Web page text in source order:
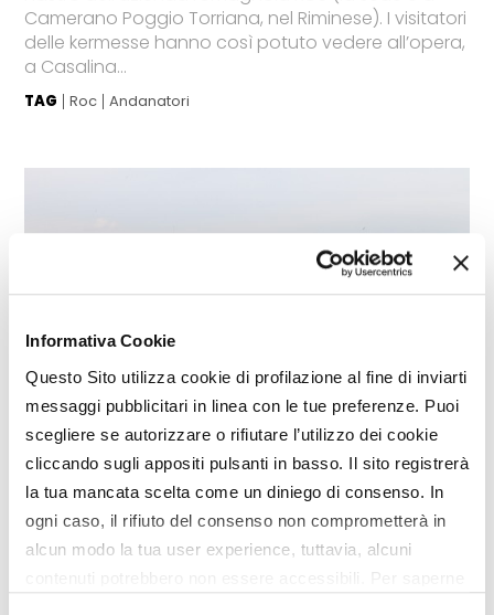
Informativa Cookie
Questo Sito utilizza cookie di profilazione al fine di inviarti
messaggi pubblicitari in linea con le tue preferenze. Puoi
scegliere se autorizzare o rifiutare l’utilizzo dei cookie
cliccando sugli appositi pulsanti in basso. Il sito registrerà
la tua mancata scelta come un diniego di consenso. In
ogni caso, il rifiuto del consenso non comprometterà in
alcun modo la tua user experience, tuttavia, alcuni
Camerano Poggio Torriana, nel Riminese). I visitatori
delle kermesse hanno così potuto vedere all’opera,
a Casalina...
TAG Roc Andanatori
SPECIALE
RT630, un andanatore per
lavorazioni delicate